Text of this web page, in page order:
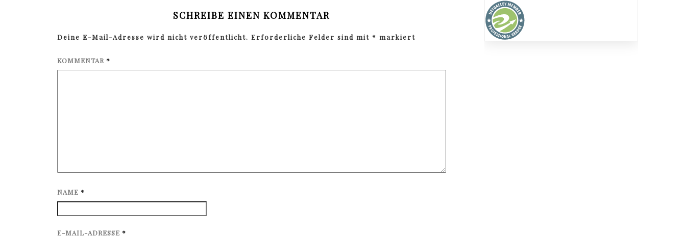
SCHREIBE EINEN KOMMENTAR
Deine E-Mail-Adresse wird nicht veröffentlicht. Erforderliche Felder sind mit * markiert
KOMMENTAR *
NAME *
E-MAIL-ADRESSE *